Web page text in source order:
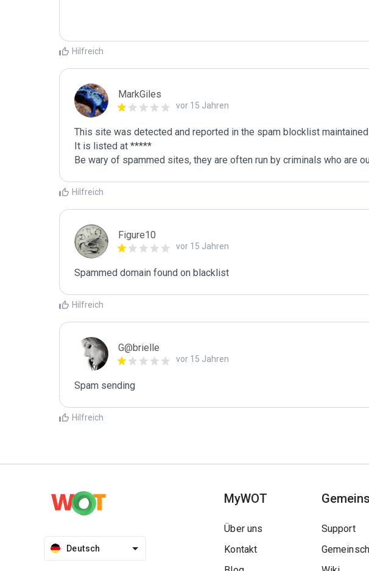
Hilfreich
MarkGiles
vor 15 Jahren
This site was detected and reported in the spam blocklist
It is listed at *****
Be wary of spammed sites, they are often run by criminals who are
Hilfreich
Figure10
vor 15 Jahren
Spammed domain found on blacklist
Hilfreich
G@brielle
vor 15 Jahren
Spam sending
Hilfreich
Deutsch
MyWOT
Über uns
Kontakt
Support